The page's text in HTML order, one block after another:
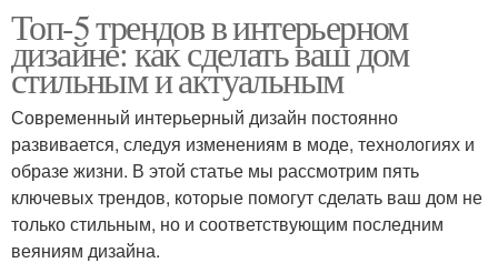
Топ-5 трендов в интерьерном
дизайне: как сделать ваш дом
стильным и актуальным
Современный интерьерный дизайн постоянно
развивается, следуя изменениям в моде, технологиях и
образе жизни. В этой статье мы рассмотрим пять
ключевых трендов, которые помогут сделать ваш дом не
только стильным, но и соответствующим последним
веяниям дизайна.